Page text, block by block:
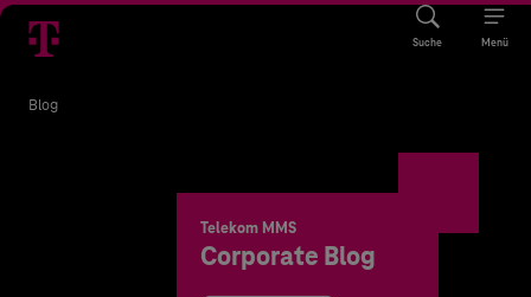
Suche Menü
Blog
Telekom MMS
Corporate Blog